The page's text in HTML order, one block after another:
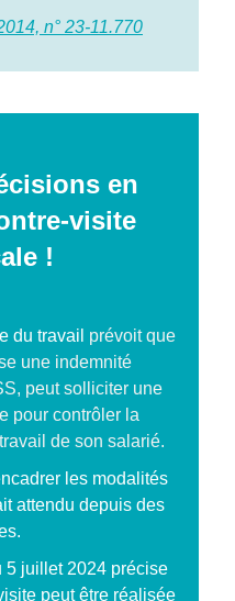
n° 23-11.770
en
visite
!
du travail prévoit que
une indemnité
peut solliciter une
pour contrôler la
de son salarié.
les modalités
attendu depuis des
5 juillet 2024 précise
peut être réalisée